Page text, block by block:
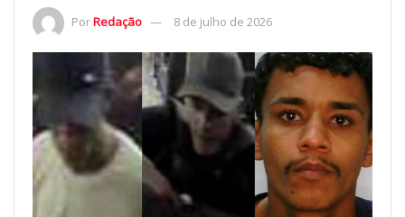
PorRedação 8 de julho de 2026